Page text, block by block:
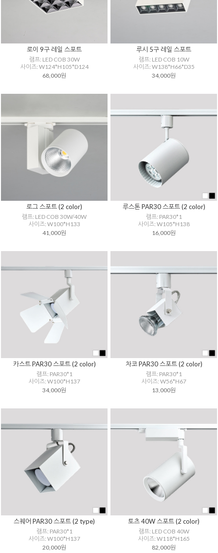
로이 9구 레일 스포트
램프: LED COB 30W
사이즈: W124*H105*D124
68,000원
루시 5구 레일 스포트
램프: LED COB 10W
사이즈: W138*H66*D35
34,000원
로그 스포트 (2 color)
램프: LED COB 30W/40W
사이즈: W100*H133
41,000원
루스톤 PAR30 스포트 (2 color)
램프: PAR30*1
사이즈: W105*H138
16,000원
카스트 PAR30 스포트 (2 color)
램프: PAR30*1
사이즈: W100*H137
34,000원
차코 PAR30 스포트 (2 color)
램프: PAR30*1
사이즈: W56*H67
13,000원
스퀘어 PAR30 스포트 (2 type)
램프: PAR30*1
사이즈: W100*H137
20,000원
토츠 40W 스포트 (2 color)
램프: LED COB 40W
사이즈: W118*H165
82,000원